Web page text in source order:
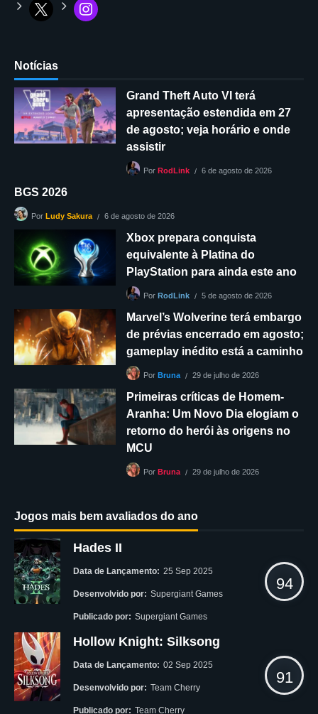
Notícias
Grand Theft Auto VI terá
apresentação estendida em 27
de agosto; veja horário e onde
assistir
Por RodLink 6 de agosto de 2026
BGS 2026
Por Ludy Sakura 6 de agosto de 2026
Xbox prepara conquista
equivalente à Platina do
PlayStation para ainda este ano
Por RodLink 5 de agosto de 2026
Marvel’s Wolverine terá embargo
de prévias encerrado em agosto;
gameplay inédito está a caminho
Por Bruna 29 de julho de 2026
Primeiras críticas de Homem-
Aranha: Um Novo Dia elogiam o
retorno do herói às origens no
MCU
Por Bruna 29 de julho de 2026
Jogos mais bem avaliados do ano
Hades II
Data de Lançamento: 25 Sep 2025
Desenvolvido por: Supergiant Games
Publicado por: Supergiant Games
94
Hollow Knight: Silksong
Data de Lançamento: 02 Sep 2025
Desenvolvido por: Team Cherry
Publicado por: Team Cherry
91